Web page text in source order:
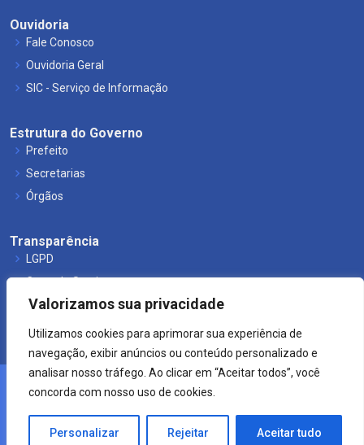
Valorizamos sua privacidade
Utilizamos cookies para aprimorar sua experiência de
navegação, exibir anúncios ou conteúdo personalizado e
analisar nosso tráfego. Ao clicar em “Aceitar todos”, você
concorda com nosso uso de cookies.
Personalizar Rejeitar Aceitar tudo
Ouvidoria
Fale Conosco
Ouvidoria Geral
SIC - Serviço de Informação
Estrutura do Governo
Prefeito
Secretarias
Órgãos
Transparência
LGPD
Carta de Serviços
Leis Municipais
Crearte WEB